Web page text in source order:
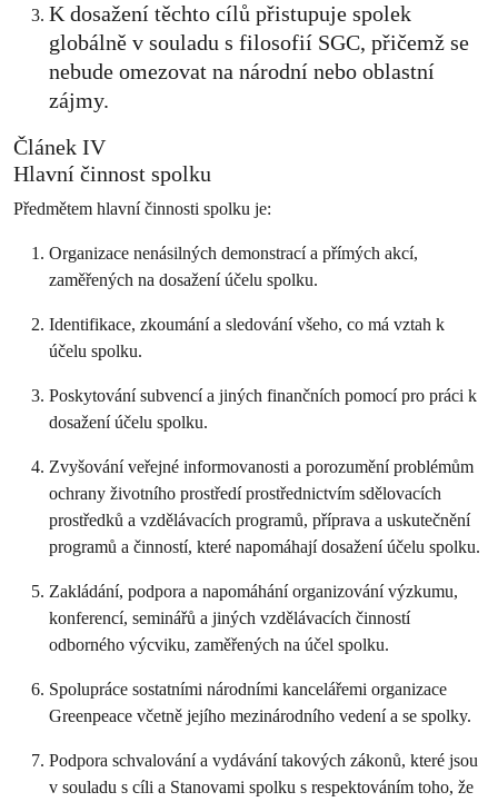
K dosažení těchto cílů přistupuje spolek
globálně v souladu s filosofií SGC, přičemž se
nebude omezovat na národní nebo oblastní
zájmy.
Článek IV
Hlavní činnost spolku
Předmětem hlavní činnosti spolku je:
Organizace nenásilných demonstrací a přímých akcí,
zaměřených na dosažení účelu spolku.
Identifikace, zkoumání a sledování všeho, co má vztah k
účelu spolku.
Poskytování subvencí a jiných finančních pomocí pro práci k
dosažení účelu spolku.
Zvyšování veřejné informovanosti a porozumění problémům
ochrany životního prostředí prostřednictvím sdělovacích
prostředků a vzdělávacích programů, příprava a uskutečnění
programů a činností, které napomáhají dosažení účelu spolku.
Zakládání, podpora a napomáhání organizování výzkumu,
konferencí, seminářů a jiných vzdělávacích činností
odborného výcviku, zaměřených na účel spolku.
Spolupráce sostatními národními kancelářemi organizace
Greenpeace včetně jejího mezinárodního vedení a se spolky.
Podpora schvalování a vydávání takových zákonů, které jsou
v souladu s cíli a Stanovami spolku s respektováním toho, že